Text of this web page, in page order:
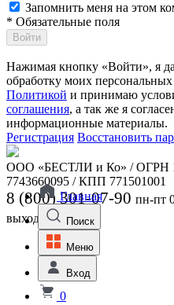
Запомнить меня на этом
* Обязательные поля
Войти
Нажимая кнопку «Войти», я
обработку моих
Политикой и принимаю
соглашения, а так же я
информационные материалы.
Регистрация Восстановить
ООО «БЕСТЛИ и Ко» / ОГРН
7743660095 / КПП 771501001
8 (800) 301-07-90 пн-пт
выходной
Главная
Поиск
Меню
Вход
0